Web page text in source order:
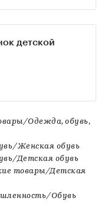
детской
Одежда, обувь,
Женская обувь
Детская обувь
товары/Детская
Обувь